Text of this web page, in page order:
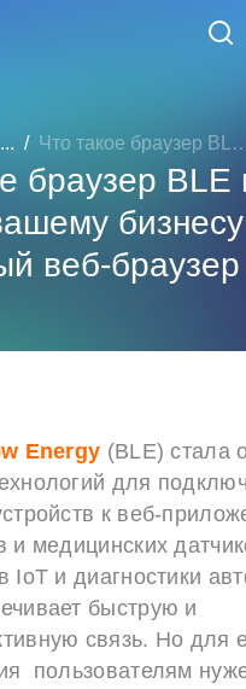
... Что такое браузер BLE и п...
браузер BLE
веб-
Energy (BLE) стала
для
к веб-
и медицинских
IoT и диагностики
быструю и
связь. Но для
пользователям